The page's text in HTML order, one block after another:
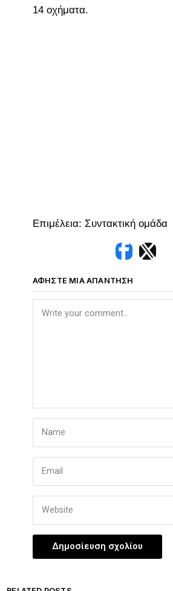
14 οχήματα.
Επιμέλεια: Συντακτική ομάδα
ΑΦΉΣΤΕ ΜΙΑ ΑΠΆΝΤΗΣΗ